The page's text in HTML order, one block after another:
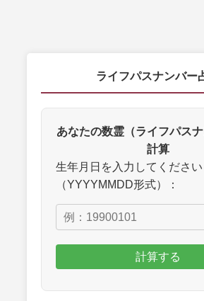
ライフパスナンバー
あなたの数霊（ライフパス
計算
生年月日を入力してください
（YYYYMMDD形式）：
計算する